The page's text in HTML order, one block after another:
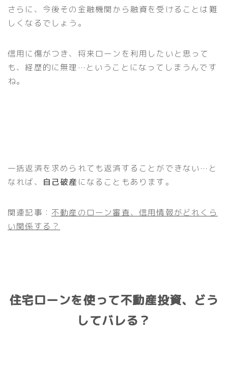
さらに、今後その金融機関から融資を受けることは難
しくなるでしょう。
信用に傷がつき、将来ローンを利用したいと思って
も、経歴的に無理…ということになってしまうんです
ね。
一括返済を求められても返済することができない…と
なれば、 自己破産 になることもあります。
関連記事： 不動産のローン審査、信用情報がどれくら
い関係する？
住宅ローンを使って不動産投資、どう
してバレる？